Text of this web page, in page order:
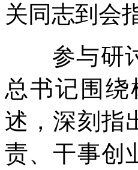
关同志到会
参与研讨
总书记围
述，深刻指
责、干事创